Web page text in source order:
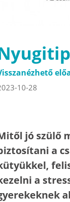
10-28
jó szülő
a
a